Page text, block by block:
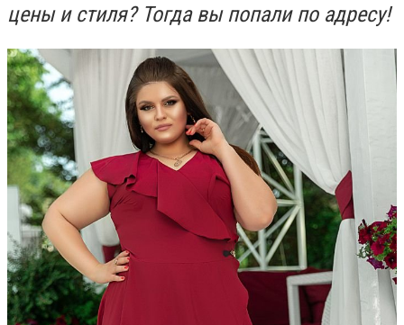
цены и стиля? Тогда вы попали по адресу!